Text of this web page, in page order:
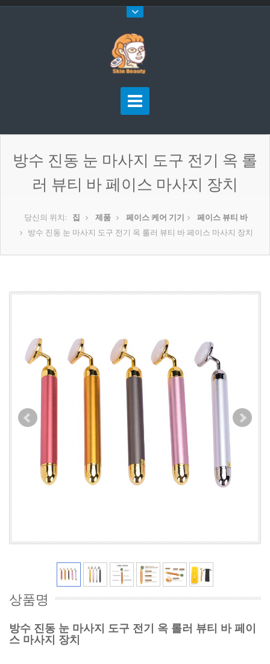
방수 진동 눈 마사지 도구 전기 옥 롤
러 뷰티 바 페이스 마사지 장치
당신의 위치: 집 제품 페이스 케어 기기
페이스 뷰티 바
방수 진동 눈 마사지 도구 전기 옥 롤러 뷰티 바 페이스 마사지 장치
상품명
방수 진동 눈 마사지 도구 전기 옥 롤러 뷰티 바 페이
스 마사지 장치